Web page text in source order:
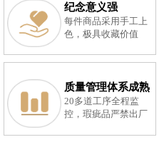
纪念意义强
每件商品采用手工上
色，极具收藏价值
质量管理体系成熟
20多道工序全程监
控，瑕疵品严禁出厂